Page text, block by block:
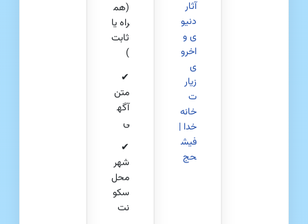
آثار
دنیو
ی و
اخرو
ی
زیار
ت
خانه
خدا |
فیش
حج
(هم
راه یا
ثابت
)
✔
متن
آگه
ی
✔
شهر
محل
سکو
نت